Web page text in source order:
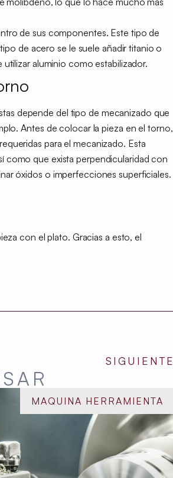
de sus componentes. Este tipo de
de acero se le suele añadir titanio o
aluminio como estabilizador.
depende del tipo de mecanizado que
Antes de colocar la pieza en el torno,
para el mecanizado. Esta
como que exista perpendicularidad con
óxidos o imperfecciones superficiales.
con el plato. Gracias a esto, el
SIGUIENTE
MAQUINA HERRAMIENTA